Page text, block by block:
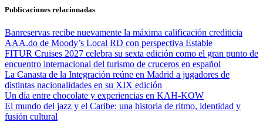
Publicaciones relacionadas
Banreservas recibe nuevamente la máxima calificación crediticia
AAA.do de Moody’s Local RD con perspectiva Estable
FITUR Cruises 2027 celebra su sexta edición como el gran punto de
encuentro internacional del turismo de cruceros en español
La Canasta de la Integración reúne en Madrid a jugadores de
distintas nacionalidades en su XIX edición
Un día entre chocolate y experiencias en KAH-KOW
El mundo del jazz y el Caribe: una historia de ritmo, identidad y
fusión cultural